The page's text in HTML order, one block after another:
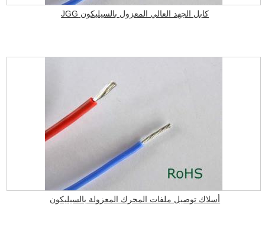
كابل الجهد العالي المعزول بالسيليكون JGG
أسلاك توصيل ملفات المحرك المعزولة بالسيليكون